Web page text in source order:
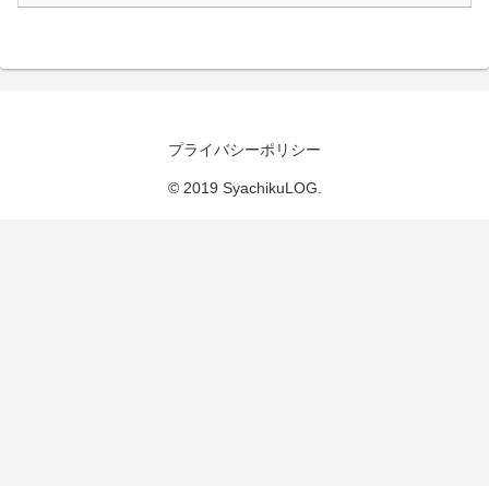
プライバシーポリシー
© 2019 SyachikuLOG.